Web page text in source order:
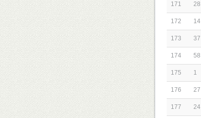
171 28
172 14
173 37
174 58
175 1
176 27
177 24